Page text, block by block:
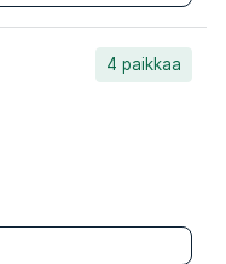
4 paikkaa